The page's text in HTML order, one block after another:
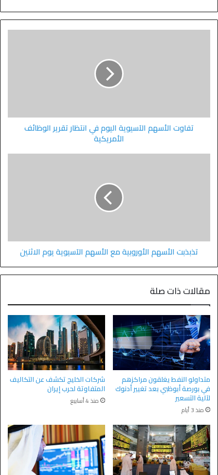
تفاوت الأسهم الآسيوية اليوم في انتظار تقرير الوظائف
الأمريكية
تذبذبت الأسهم الأوروبية مع الأسهم الآسيوية يوم الاثنين
مقالات ذات صلة
متداولو النفط يغلقون مراكزهم
في بورصة أبوظبي بعد تغيير أدنوك
لآلية التسعير
منذ 3 أيام
شركات الخليج تكشف عن التكاليف
المتفاوتة لحرب إيران
منذ 4 أسابيع